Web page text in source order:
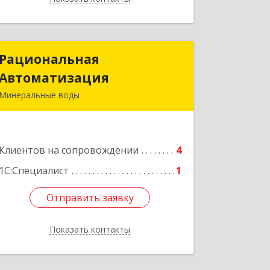
Рациональная
Минеральные воды
Клиентов на сопровождении
4
1С:Специалист
1
Отправить заявку
Показать контакты
Рациональная
Автоматизация
домовладение № 9, корпус 1
Отправить заявку
Назад